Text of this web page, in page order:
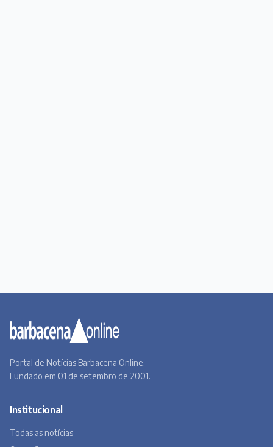
Portal de Notícias Barbacena Online.
Fundado em 01 de setembro de 2001.
Institucional
Todas as notícias